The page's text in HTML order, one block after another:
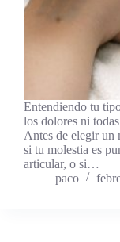
Entendiendo tu
los dolores ni
Antes de elegir un
si tu molestia es
articular, o si…
paco